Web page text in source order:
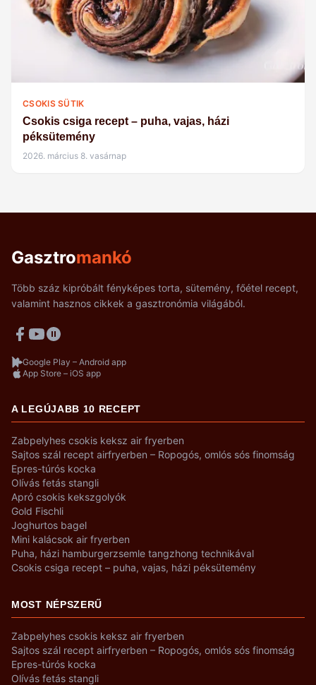
CSOKIS SÜTIK
Csokis csiga recept – puha, vajas, házi
péksütemény
2026. március 8. vasárnap
Gasztromankó
Több száz kipróbált fényképes torta, sütemény, főétel recept,
valamint hasznos cikkek a gasztronómia világából.
Google Play – Android app
App Store – iOS app
A LEGÚJABB 10 RECEPT
Zabpelyhes csokis keksz air fryerben
Sajtos szál recept airfryerben – Ropogós, omlós sós finomság
Epres-túrós kocka
Olívás fetás stangli
Apró csokis kekszgolyók
Gold Fischli
Joghurtos bagel
Mini kalácsok air fryerben
Puha, házi hamburgerzsemle tangzhong technikával
Csokis csiga recept – puha, vajas, házi péksütemény
MOST NÉPSZERŰ
Zabpelyhes csokis keksz air fryerben
Sajtos szál recept airfryerben – Ropogós, omlós sós finomság
Epres-túrós kocka
Olívás fetás stangli